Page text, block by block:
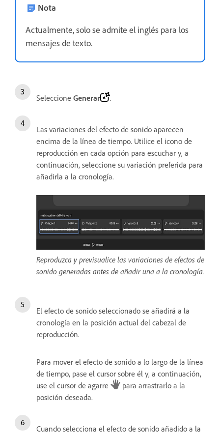
Nota
Actualmente, solo se admite el inglés para los
mensajes de texto.
Seleccione Generar .
Las variaciones del efecto de sonido aparecen
encima de la línea de tiempo. Utilice el icono de
reproducción en cada opción para escuchar y, a
continuación, seleccione su variación preferida para
añadirla a la cronología.
Reproduzca y previsualice las variaciones de efectos de
sonido generadas antes de añadir una a la cronología.
El efecto de sonido seleccionado se añadirá a la
cronología en la posición actual del cabezal de
reproducción.
Para mover el efecto de sonido a lo largo de la línea
de tiempo, pase el cursor sobre él y, a continuación,
use el cursor de agarre
para arrastrarlo a la
posición deseada.
Cuando selecciona el efecto de sonido añadido a la